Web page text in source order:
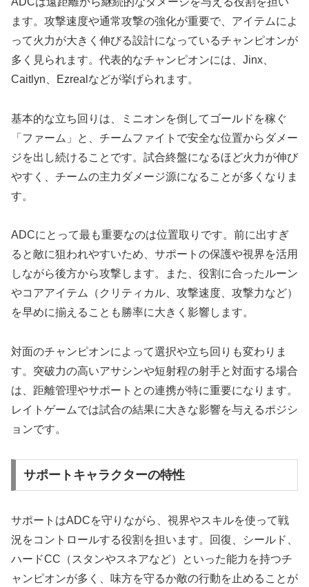
ます。攻撃速度や通常攻撃の強化が重要で、アイテムによ
って火力が大きく伸びる設計になっているチャンピオンが
多く見られます。代表的なチャンピオンには、Jinx、
Caitlyn、Ezrealなどが挙げられます。
基本的な立ち回りは、ミニオンを倒してゴールドを稼ぐ
「ファーム」と、チームファイトで安全な位置からダメー
ジを出し続けることです。試合終盤になるほど火力が伸び
やすく、チームの主力ダメージ源になることが多くなりま
す。
ADCにとって最も重要なのは位置取りです。前に出すぎ
ると敵に狙われやすいため、サポートの保護や視界を活用
しながら後方から攻撃します。また、役割に合ったルーン
やコアアイテム（クリティカル、攻撃速度、攻撃力など）
を早めに揃えることも勝率に大きく影響します。
対面のチャンピオンによって選択や立ち回りも変わりま
す。突破力の高いアサシンや短射程の射手と対面する場合
は、距離管理やサポートとの連携が特に重要になります。
レイトゲームでは試合の結果に大きな影響を与えるポジシ
ョンです。
サポートキャラクターの特性
サポートはADCを守りながら、視界やスキルを使って戦
況をコントロールする役割を担います。回復、シールド、
ハードCC（スタンやスネアなど）といった能力を持つチ
ャンピオンが多く、味方を守るか敵の行動を止めることが